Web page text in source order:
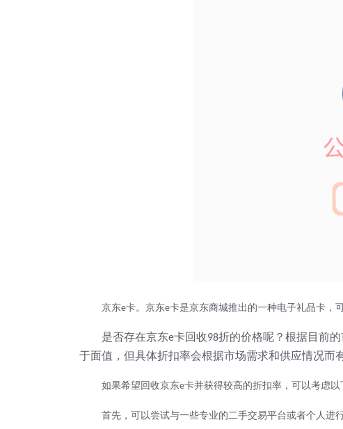
京东e卡。京东e卡是京东商城推出的一种电子礼品卡，
是否存在京东e卡回收98折的价格呢？根据目前
于面值，但具体折扣率会根据市场需求和供应情况而
如果希望回收京东e卡并获得较高的折扣率，可以考虑以
首先，可以尝试与一些专业的二手交易平台或者个人进